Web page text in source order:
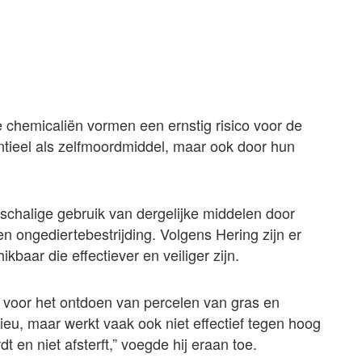
vormen een ernstig risico voor de
als zelfmoordmiddel, maar ook door hun
gebruik van dergelijke middelen door
ongediertebestrijding. Volgens Hering zijn er
die effectiever en veiliger zijn.
het ontdoen van percelen van gras en
maar werkt vaak ook niet effectief tegen hoog
en niet afsterft,” voegde hij eraan toe.